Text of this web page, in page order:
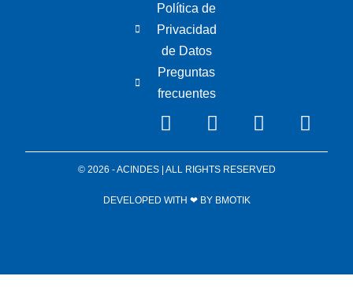
Política de
Privacidad
de Datos
Preguntas
frecuentes
© 2026 - ACINDES | ALL RIGHTS RESERVED
DEVELOPED WITH ❤ BY BMOTIK